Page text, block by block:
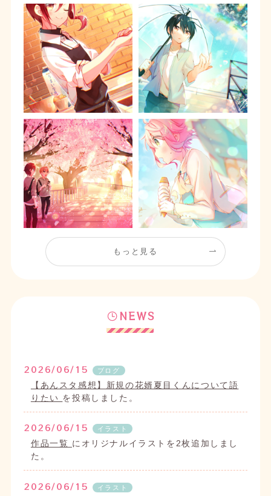
もっと見る
NEWS
2026/06/15 ブログ
【あんスタ感想】新規の花婿夏目くんについて語
りたい を投稿しました。
2026/06/15 イラスト
作品一覧 にオリジナルイラストを2枚追加しまし
た。
2026/06/15 イラスト